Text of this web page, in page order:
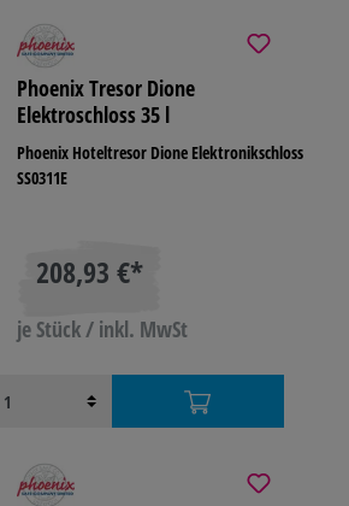
Phoenix Tresor Dione
Elektroschloss 35 l
Phoenix Hoteltresor Dione Elektronikschloss
SS0311E
208,93 €*
je Stück / inkl. MwSt